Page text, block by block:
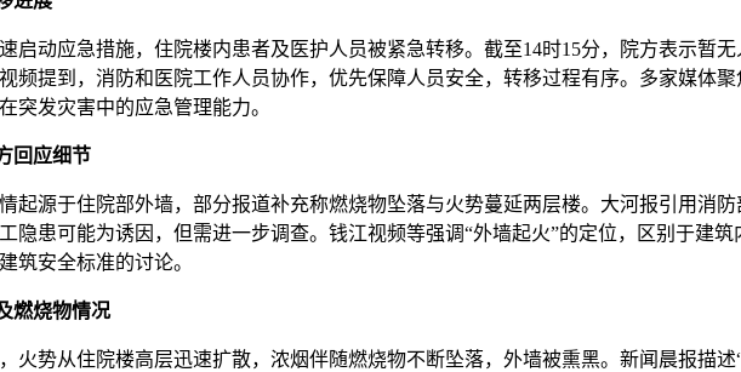
启动应急措施，住院楼内患者及医护人员被紧急转移。截至14时15分，院方表示暂无
频提到，消防和医院工作人员协作，优先保障人员安全，转移过程有序。多家媒体聚
突发灾害中的应急管理能力。
回应细节
起源于住院部外墙，部分报道补充称燃烧物坠落与火势蔓延两层楼。大河报引用消防
隐患可能为诱因，但需进一步调查。钱江视频等强调“外墙起火”的定位，区别于建筑
筑安全标准的讨论。
燃烧物情况
火势从住院楼高层迅速扩散，浓烟伴随燃烧物不断坠落，外墙被熏黑。新闻晨报描述